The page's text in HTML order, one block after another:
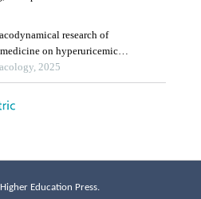
Education Press.